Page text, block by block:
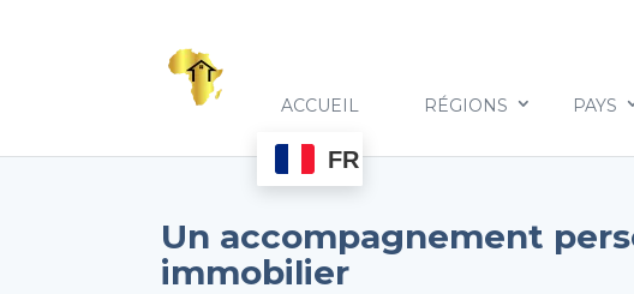
ACCUEIL RÉGIONS PAYS
FR
Un accompagnement
immobilier